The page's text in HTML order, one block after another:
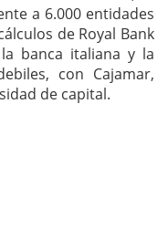
a 6.000 entidades
de Royal Bank
banca italiana y la
con Cajamar,
de capital.